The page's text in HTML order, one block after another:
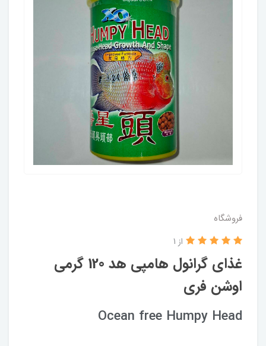
فروشگاه
غذای گرانول هامپی هد 120 گرمی
اوشن فری
از 1
Ocean free Humpy Head